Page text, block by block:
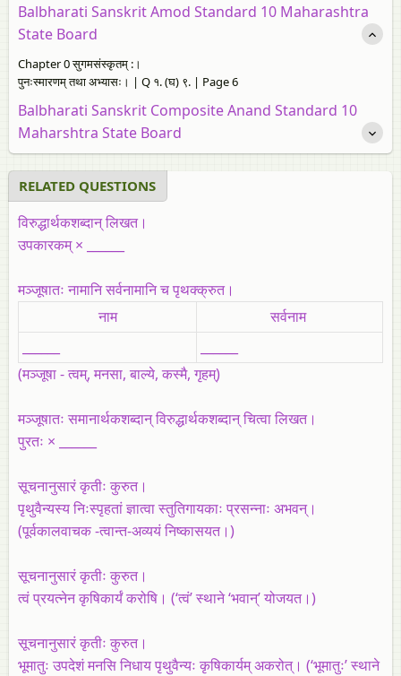
Balbharati Sanskrit Amod Standard 10 Maharashtra
State Board
Chapter 0 सुगमसंस्कृतम् :।
पुनःस्मारणम्‌ तथा अभ्यासः। | Q १. (घ) ९. | Page 6
Balbharati Sanskrit Composite Anand Standard 10
Maharshtra State Board
RELATED QUESTIONS
विरुद्धार्थकशब्दान्‌ लिखत।
उपकारकम्‌×
मञ्जूषातः नामानि सर्वनामानि च पृथक्क्रुत।
नाम
सर्वनाम
(मञ्जूषा- त्वम्‌, मनसा, बाल्ये, कस्मै, गृहम्‌)
मञ्जूषातः समानार्थकशब्दान्‌ विरुद्धार्थकशब्दान्‌ चित्वा लिखत।
पुरतः × ______
सूचनानुसारं कृतीः कुरुत।
पृथुवैन्यस्य निःस्पृहतां ज्ञात्वा स्तुतिगायकाः प्रसन्नाः अभवन्‌।
(पूर्वकालवाचक -त्वान्त-अव्ययं निष्कासयत।)
सूचनानुसारं कृतीः कुरुत।
त्वं प्रयत्नेन कृषिकार्यं करोषि। (‘त्वं’ स्थाने ‘भवान्‌’ योजयत।)
सूचनानुसारं कृतीः कुरुत।
भूमातुः उपदेशं मनसि निधाय पृथुवैन्यः कृषिकार्यम्‌ अकरोत्‌। (‘भूमातुः’ स्थाने